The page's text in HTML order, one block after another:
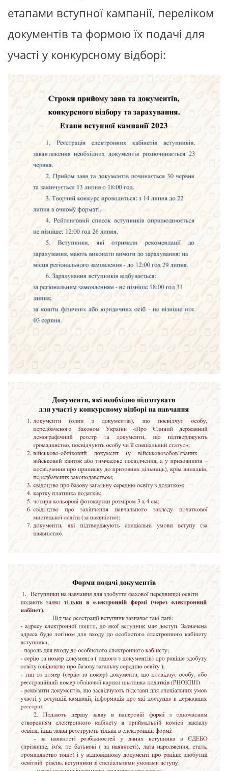
етапами вступної кампанії, переліком
документів та формою їх подачі для
участі у конкурсному відборі: